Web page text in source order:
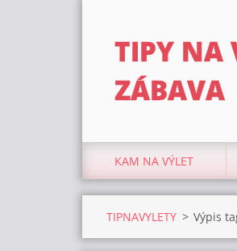
TIPY NA
ZÁBAVA
KAM NA VÝLET
TIPNAVYLETY > Výpis